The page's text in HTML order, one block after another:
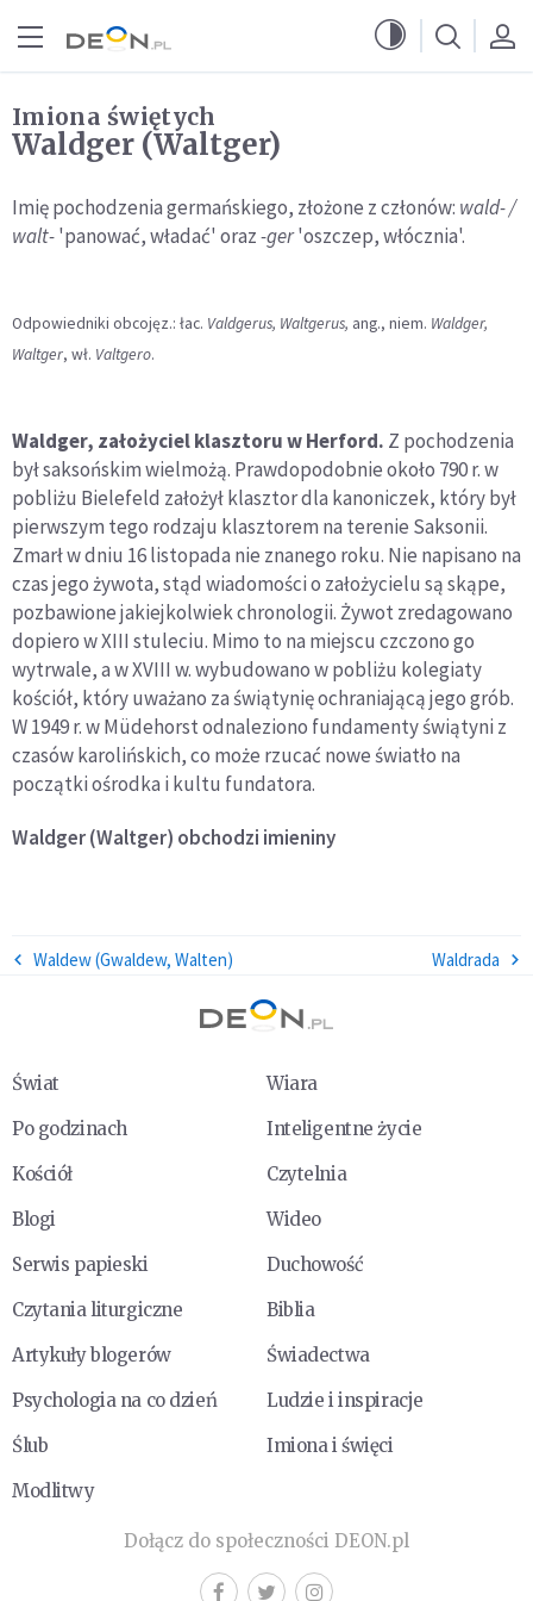
Imiona świętych
Waldger (Waltger)
Imię pochodzenia germańskiego, złożone z członów: wald- /
walt-'panować, władać' oraz-ger'oszczep, włócznia'.
Odpowiedniki obcojęz.: łac. Valdgerus, Waltgerus, ang., niem. Waldger,
Waltger, wł. Valtgero.
Waldger, założyciel klasztoru w Herford. Z pochodzenia
był saksońskim wielmożą. Prawdopodobnie około 790 r. w
pobliżu Bielefeld założył klasztor dla kanoniczek, który był
pierwszym tego rodzaju klasztorem na terenie Saksonii.
Zmarł w dniu 16 listopada nie znanego roku. Nie napisano na
czas jego żywota, stąd wiadomości o założycielu są skąpe,
pozbawione jakiejkolwiek chronologii. Żywot zredagowano
dopiero w XIII stuleciu. Mimo to na miejscu czczono go
wytrwale, a w XVIII w. wybudowano w pobliżu kolegiaty
kościół, który uważano za świątynię ochraniającą jego grób.
W 1949 r. w Müdehorst odnaleziono fundamenty świątyni z
czasów karolińskich, co może rzucać nowe światło na
początki ośrodka i kultu fundatora.
Waldger (Waltger) obchodzi imieniny
Waldew (Gwaldew, Walten) Waldrada
Świat
Wiara
Po godzinach
Inteligentne życie
Kościół
Czytelnia
Blogi
Wideo
Serwis papieski
Duchowość
Czytania liturgiczne
Biblia
Artykuły blogerów
Świadectwa
Psychologia na co dzień
Ludzie i inspiracje
Ślub
Imiona i święci
Modlitwy
Dołącz do społeczności DEON.pl